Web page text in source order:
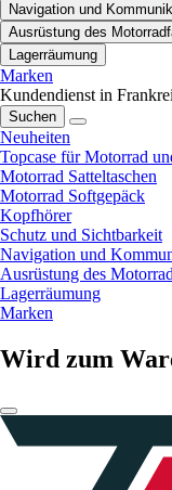
Navigation und
Ausrüstung des
Lagerräumung
Marken
Kundendienst in
Suchen
Neuheiten
Topcase für Motorrad
Motorrad Satteltaschen
Motorrad Softgepäck
Kopfhörer
Schutz und Sichtbarkeit
Navigation und
Ausrüstung des
Lagerräumung
Marken
Wird zum